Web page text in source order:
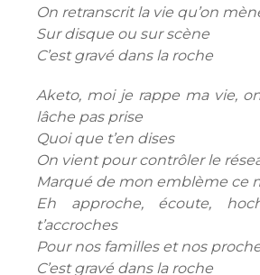
On retranscrit la vie qu’on
Sur disque ou sur scène
C’est gravé dans la roche
Aketo, moi je rappe ma vie,
lâche pas prise
Quoi que t’en dises
On vient pour contrôler le
Marqué de mon emblème ce
Eh approche, écoute,
t’accroches
Pour nos familles et nos
C’est gravé dans la roche